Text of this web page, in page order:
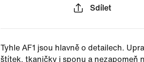
Sdílet
Tyhle AF1 jsou hlavně o detailech.
štítek, tkaničky i sponu a nezapomeň